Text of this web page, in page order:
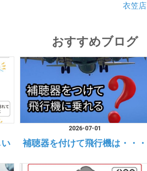
衣笠店
おすすめブログ
2026-07-01
補聴器を付けて飛行機は・・・